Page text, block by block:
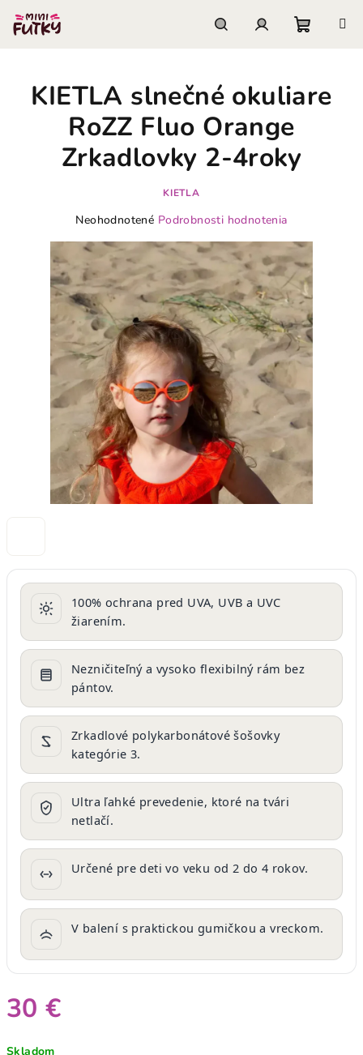
obsah
košík
100% ochrana pred UVA, UVB a UVC
žiarením.
Nezničiteľný a vysoko flexibilný rám bez
pántov.
Zrkadlové polykarbonátové šošovky
kategórie 3.
Ultra ľahké prevedenie, ktoré na tvári
netlačí.
Určené pre deti vo veku od 2 do 4 rokov.
V balení s praktickou gumičkou a vreckom.
30 €
Skladom
KIETLA slnečné okuliare
RoZZ Fluo Orange
Zrkadlovky 2-4roky
KIETLA
Priemerné
produktu
je
0,0
z
5
hviezdičiek.
Neohodnotené Podrobnosti hodnotenia